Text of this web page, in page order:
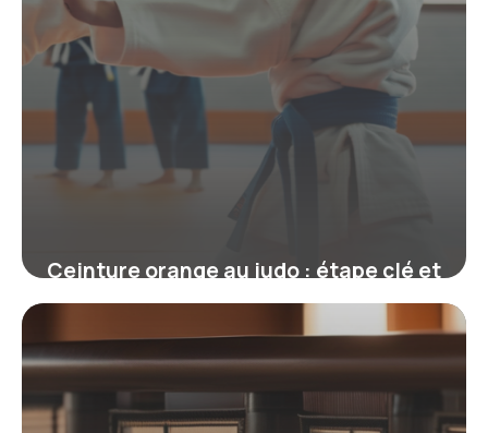
Ceinture orange au judo : étape clé et
exigences pour progresser
19 juin 2026